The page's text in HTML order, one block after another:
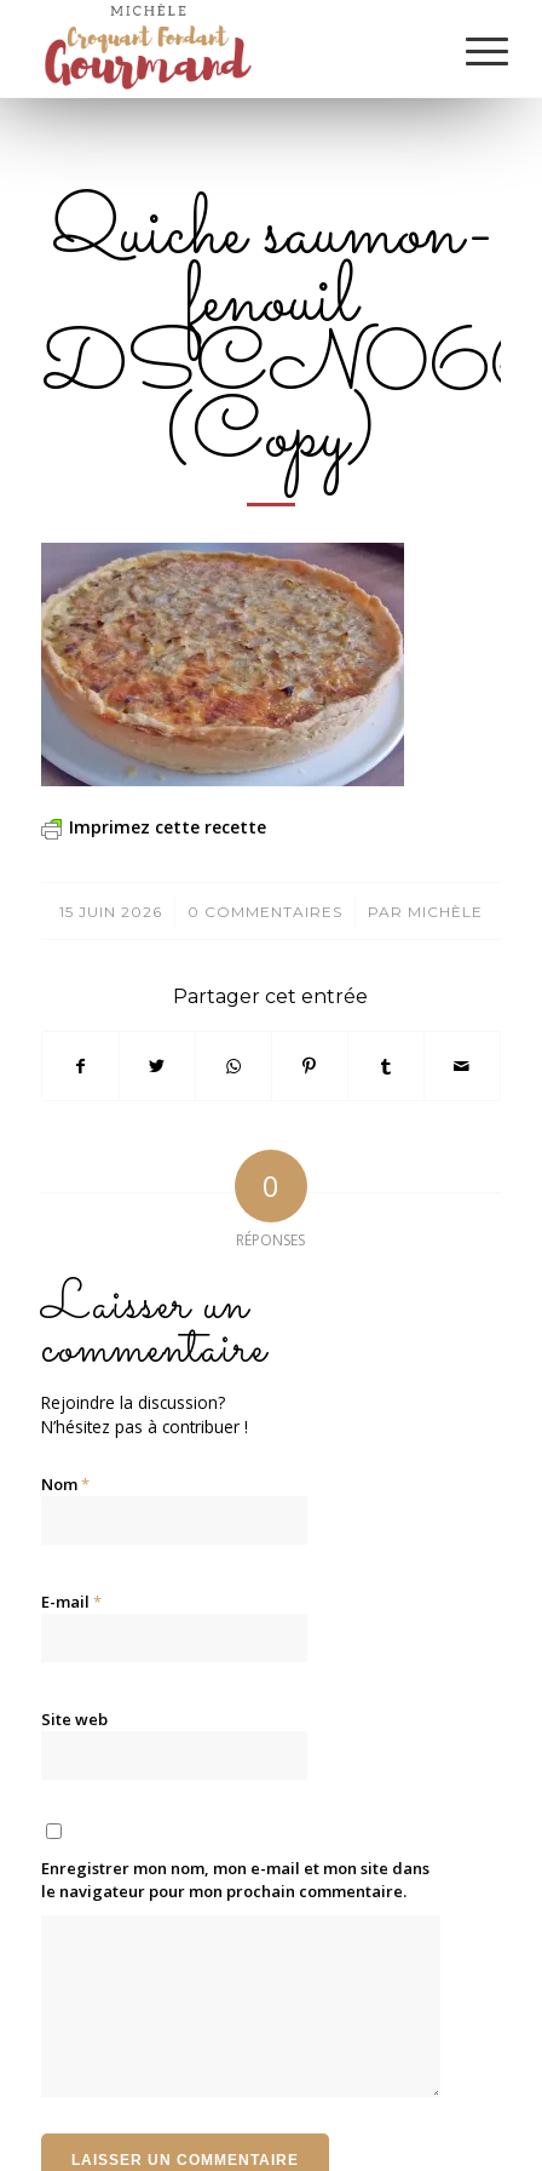
Quiche saumon-
fenouil
(Copy)
Imprimez cette recette
15 JUIN 2026
/ 0 COMMENTAIRES
/ PAR MICHÈLE
Partager cet entrée
0
RÉPONSES
Laisser un
commentaire
Rejoindre la discussion?
N’hésitez pas à contribuer !
Nom*
E-mail *
Site web
Enregistrer mon nom, mon e-mail et mon site dans
le navigateur pour mon prochain commentaire.